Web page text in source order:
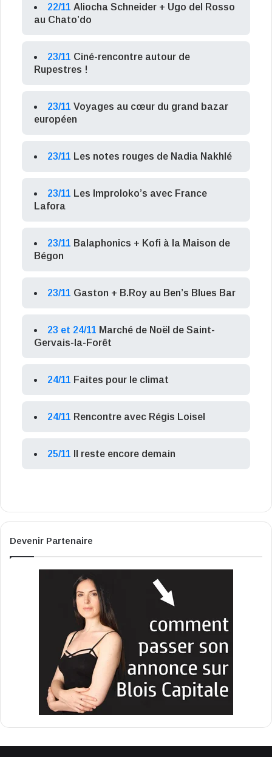
22/11 Aliocha Schneider + Ugo del Rosso
au Chato’do
23/11 Ciné-rencontre autour de
Rupestres !
23/11 Voyages au cœur du grand bazar
européen
23/11 Les notes rouges de Nadia Nakhlé
23/11 Les Improloko’s avec France
Lafora
23/11 Balaphonics + Kofi à la Maison de
Bégon
23/11 Gaston + B.Roy au Ben’s Blues Bar
23 et 24/11 Marché de Noël de Saint-
Gervais-la-Forêt
24/11 Faites pour le climat
24/11 Rencontre avec Régis Loisel
25/11 Il reste encore demain
Devenir Partenaire